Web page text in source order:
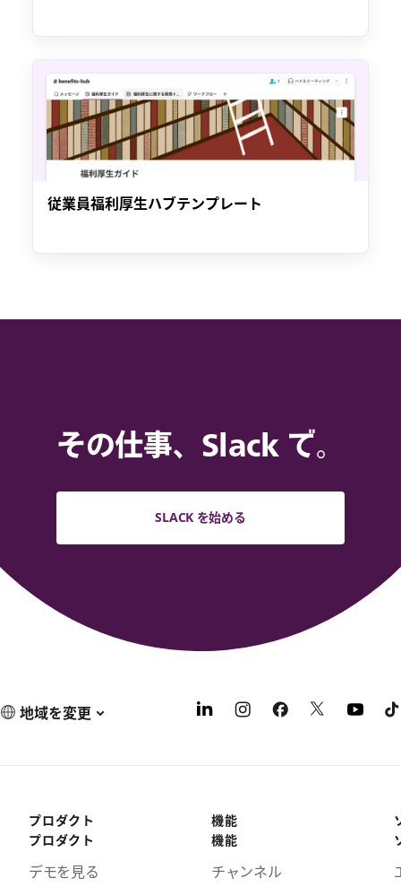
従業員福利厚生ハブテンプレート
その仕事、Slack で。
SLACK を始める
地域を変更
プロダクト
プロダクト
デモを見る
機能
機能
チャンネル